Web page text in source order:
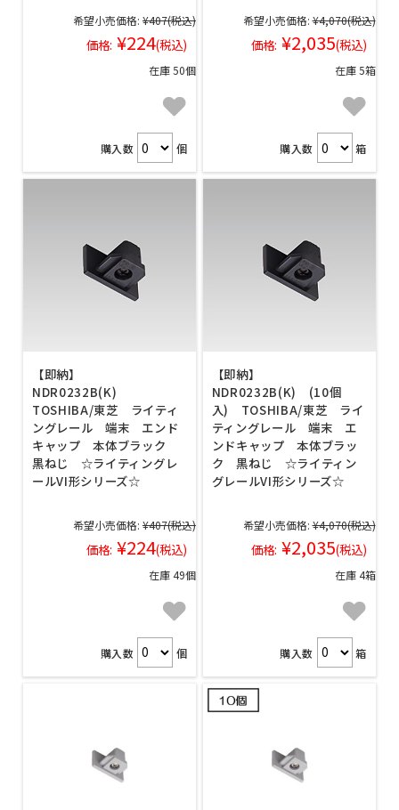
希望小売価格: ¥407(税込)
価格: ¥224(税込)
在庫 50個
購入数 個
希望小売価格: ¥4,070(税込)
価格: ¥2,035(税込)
在庫 5箱
購入数 箱
【即納】
NDR0232B(K)
TOSHIBA/東芝 ライティ
ングレール 端末 エンド
キャップ 本体ブラック
黒ねじ ☆ライティングレ
ールVI形シリーズ☆
希望小売価格: ¥407(税込)
価格: ¥224(税込)
在庫 49個
購入数 個
【即納】
NDR0232B(K) (10個
入) TOSHIBA/東芝 ライ
ティングレール 端末 エ
ンドキャップ 本体ブラッ
ク 黒ねじ ☆ライティン
グレールVI形シリーズ☆
希望小売価格: ¥4,070(税込)
価格: ¥2,035(税込)
在庫 4箱
購入数 箱